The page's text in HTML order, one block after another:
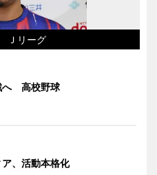
Ｊリーグ
へ 高校野球
、活動本格化